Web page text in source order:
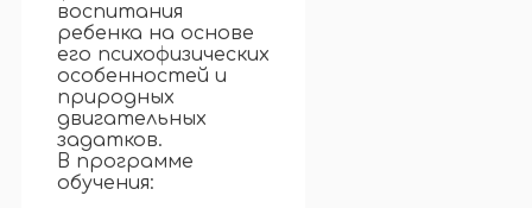
воспитания
ребенка на основе
его психофизических
особенностей и
природных
двигательных
задатков.
В программе
обучения: